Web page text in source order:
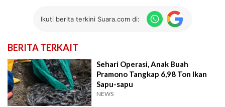
Ikuti berita terkini Suara.com di:
BERITA TERKAIT
Sehari Operasi, Anak Buah
Pramono Tangkap 6,98 Ton Ikan
Sapu-sapu
NEWS